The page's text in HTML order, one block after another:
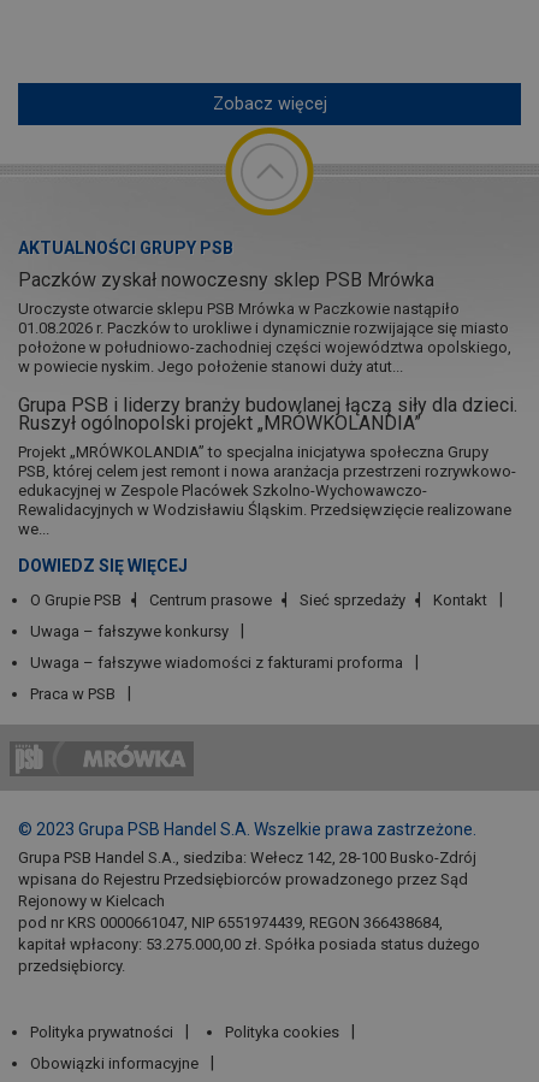
Zobacz więcej
AKTUALNOŚCI GRUPY PSB
Paczków zyskał nowoczesny sklep PSB Mrówka
Uroczyste otwarcie sklepu PSB Mrówka w Paczkowie nastąpiło
01.08.2026 r. Paczków to urokliwe i dynamicznie rozwijające się miasto
położone w południowo-zachodniej części województwa opolskiego,
w powiecie nyskim. Jego położenie stanowi duży atut...
Grupa PSB i liderzy branży budowlanej łączą siły dla dzieci.
Ruszył ogólnopolski projekt „MRÓWKOLANDIA”
Projekt „MRÓWKOLANDIA” to specjalna inicjatywa społeczna Grupy
PSB, której celem jest remont i nowa aranżacja przestrzeni rozrywkowo-
edukacyjnej w Zespole Placówek Szkolno-Wychowawczo-
Rewalidacyjnych w Wodzisławiu Śląskim. Przedsięwzięcie realizowane
we...
DOWIEDZ SIĘ WIĘCEJ
O Grupie PSB Centrum prasowe Sieć sprzedaży
Kontakt
Uwaga – fałszywe konkursy
Uwaga – fałszywe wiadomości z fakturami proforma
Praca w PSB
© 2023 Grupa PSB Handel S.A. Wszelkie prawa zastrzeżone.
Grupa PSB Handel S.A., siedziba: Wełecz 142, 28-100 Busko-Zdrój
wpisana do Rejestru Przedsiębiorców prowadzonego przez Sąd
Rejonowy w Kielcach
pod nr KRS 0000661047, NIP 6551974439, REGON 366438684,
kapitał wpłacony: 53.275.000,00 zł. Spółka posiada status dużego
przedsiębiorcy.
Polityka prywatności
Polityka cookies
Obowiązki informacyjne